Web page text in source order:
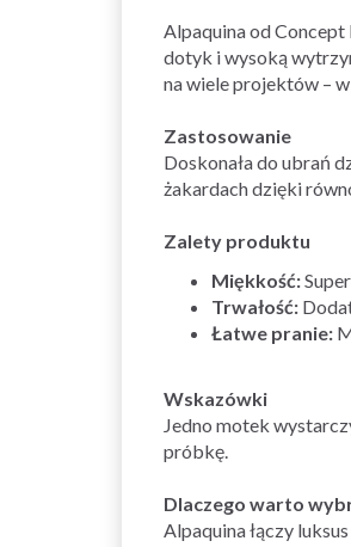
Alpaquina od Concept
dotyk i wysoką
na wiele projektów –
Zastosowanie
Doskonała do ubrań
żakardach dzięki
Zalety produktu
Miękkość:
Trwałość:
Łatwe pranie:
Wskazówki
Jedno motek
próbkę.
Dlaczego warto
Alpaquina łączy